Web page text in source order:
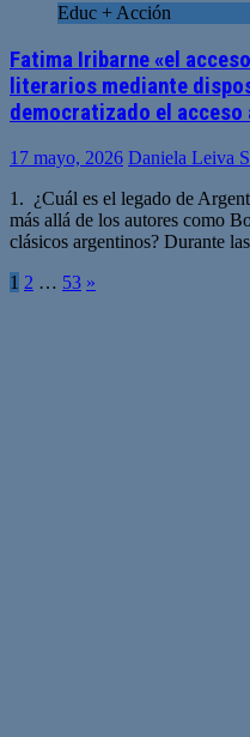
Educ + Acción
Fatima Iribarne «el
literarios mediante
democratizado el acceso
17 mayo, 2026 Daniela Leiva
1. ¿Cuál es el legado de
más allá de los autores como
clásicos argentinos? Durante
Paginación
1 2 … 53 »